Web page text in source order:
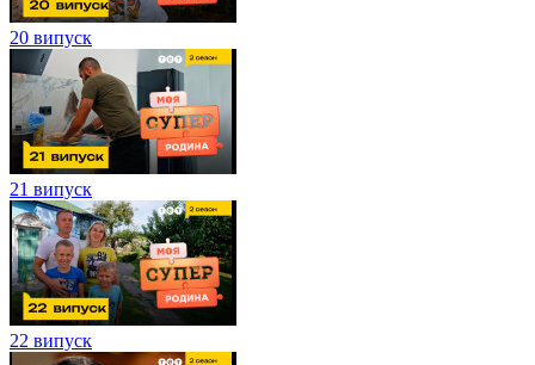
20 випуск
21 випуск
22 випуск